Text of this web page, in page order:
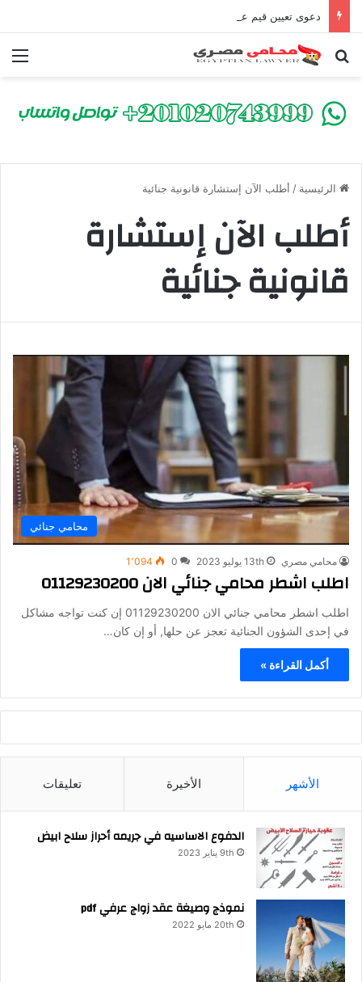
بحث عن
الرئيسية / أطلب الآن إستشارة قانونية جنائية
أطلب الآن إستشارة
قانونية جنائية
محامي جنائي
محامي مصري 13th يوليو 2023 0 1٬094
اطلب اشطر محامي جنائي الان 01129230200
اطلب اشطر محامي جنائي الان 01129230200 إن كنت تواجه مشاكل
في إحدى الشؤون الجنائية تعجز عن حلها, أو إن كان…
أكمل القراءة »
الأشهر الأخيرة تعليقات
الدفوع الاساسيه في جريمه أحراز سلاح ابيض
9th يناير 2023
نموذج وصيغة عقد زواج عرفي pdf
20th مايو 2022